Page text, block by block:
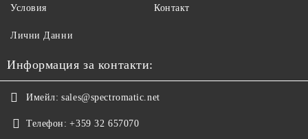
Условия Контакт
Лични Данни
Информация за контакти:
Имейл: sales@spectromatic.net
Телефон: +359 32 657070